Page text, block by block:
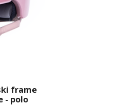
frame
- polo